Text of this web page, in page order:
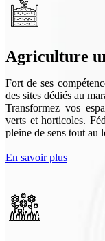
Agriculture
Fort de ses
des sites dédiés au
Transformez vos
verts et horticoles.
pleine de sens tout au
En savoir plus